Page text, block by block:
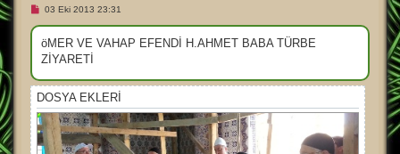
O
n
a
ı
ş
e
s
a
j
03 Eki 2013 23:31
öMER VE VAHAP EFENDİ H.AHMET BABA TÜRBE
ZİYARETİ
DOSYA EKLERI